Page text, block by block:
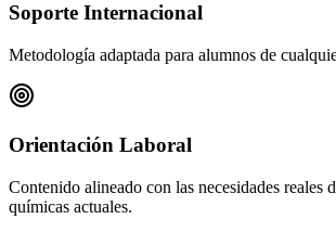
Soporte Internacional
Metodología adaptada para alumnos de
Orientación Laboral
Contenido alineado con las necesidades reales
químicas actuales.